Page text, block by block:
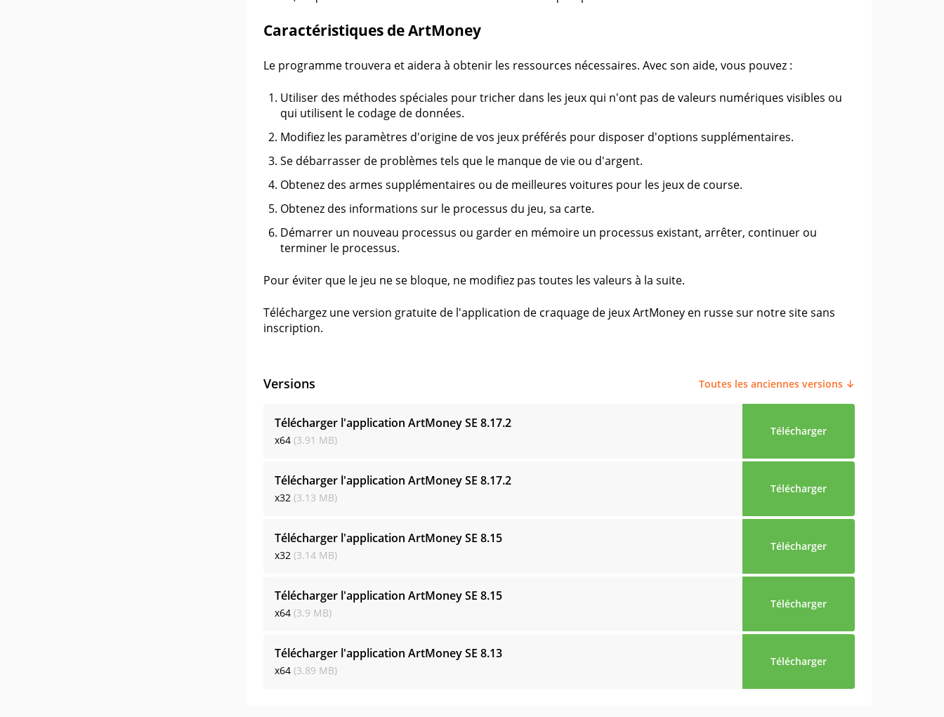
Caractéristiques de ArtMoney
Le programme trouvera et aidera à obtenir les ressources nécessaires. Avec son aide, vous pouvez :
Utiliser des méthodes spéciales pour tricher dans les jeux qui n'ont pas de valeurs numériques visibles ou
qui utilisent le codage de données.
Modifiez les paramètres d'origine de vos jeux préférés pour disposer d'options supplémentaires.
Se débarrasser de problèmes tels que le manque de vie ou d'argent.
Obtenez des armes supplémentaires ou de meilleures voitures pour les jeux de course.
Obtenez des informations sur le processus du jeu, sa carte.
Démarrer un nouveau processus ou garder en mémoire un processus existant, arrêter, continuer ou
terminer le processus.
Pour éviter que le jeu ne se bloque, ne modifiez pas toutes les valeurs à la suite.
Téléchargez une version gratuite de l'application de craquage de jeux ArtMoney en russe sur notre site sans
inscription.
Versions Toutes les anciennes versions ↓
Télécharger l'application ArtMoney SE 8.17.2
x64 (3.91 MB)
Télécharger
Télécharger l'application ArtMoney SE 8.17.2
x32 (3.13 MB)
Télécharger
Télécharger l'application ArtMoney SE 8.15
x32 (3.14 MB)
Télécharger
Télécharger l'application ArtMoney SE 8.15
x64 (3.9 MB)
Télécharger
Télécharger l'application ArtMoney SE 8.13
x64 (3.89 MB)
Télécharger